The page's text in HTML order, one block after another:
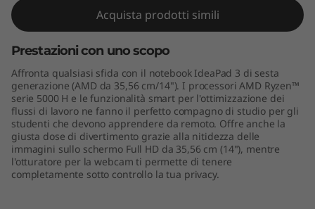
M
D
Acquista prodotti simili
Prestazioni con uno scopo
Affronta qualsiasi sfida con il notebook IdeaPad 3 di sesta
generazione (AMD da 35,56 cm/14"). I processori AMD Ryzen™
serie 5000 H e le funzionalità smart per l'ottimizzazione dei
flussi di lavoro ne fanno il perfetto compagno di studio per gli
studenti che devono apprendere da remoto. Offre anche la
giusta dose di divertimento grazie alla nitidezza delle
immagini sullo schermo Full HD da 35,56 cm (14"), mentre
l'otturatore per la webcam ti permette di tenere
completamente sotto controllo la tua privacy.